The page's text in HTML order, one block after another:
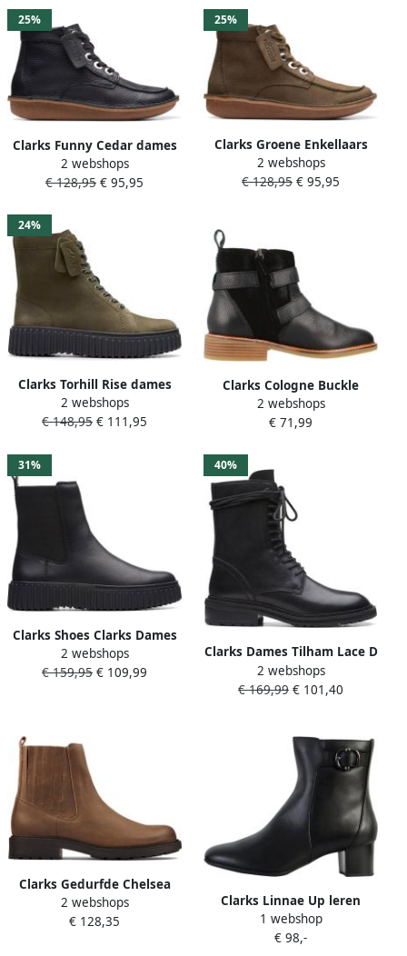
25%
Clarks Funny Cedar dames
laars zwart
2 webshops
€ 128,95 € 95,95
25%
Clarks Groene Enkellaars
voor dames Funny Cedar
Green Dames
2 webshops
€ 128,95 € 95,95
24%
Clarks Torhill Rise dames
laars Groen
2 webshops
€ 148,95 € 111,95
Clarks Cologne Buckle
Enkellaarsjes
2 webshops
€ 71,99
31%
Clarks Shoes Clarks Dames
Torhill Maple D 2 black
leather
2 webshops
€ 159,95 € 109,99
40%
Clarks Dames Tilham Lace D
2 black leather
2 webshops
€ 169,99 € 101,40
Clarks Gedurfde Chelsea
Boot in Bruin Leer Brown
Dames
2 webshops
€ 128,35
Clarks Linnae Up leren
enkellaarsjes met hak
1 webshop
€ 98,-